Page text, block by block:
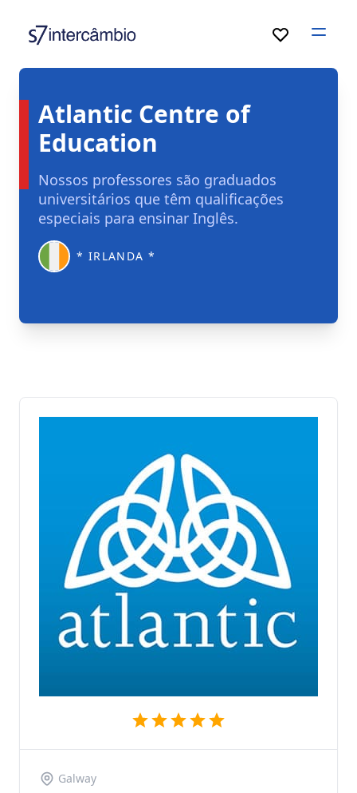
Open
Atlantic Centre of
Education
Nossos professores são graduados
universitários que têm qualificações
especiais para ensinar Inglês.
* IRLANDA *
Galway